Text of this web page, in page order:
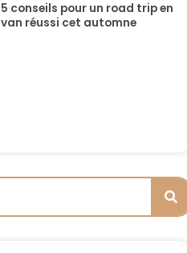
5 conseils pour un road trip en
van réussi cet automne